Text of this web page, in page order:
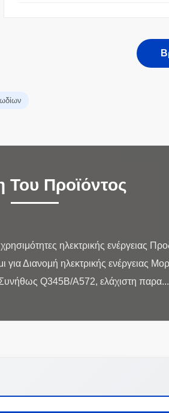
Του Προϊόντος
ηλεκτρικής ενέργειας
Διανομή ηλεκτρικής ενέργειας